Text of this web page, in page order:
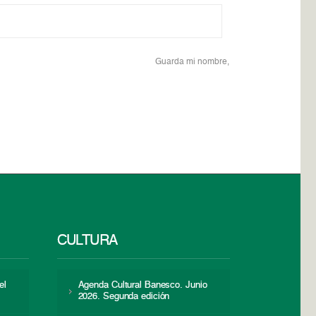
Guarda mi nombre,
CULTURA
Agenda Cultural Banesco. Junio
2026. Segunda edición